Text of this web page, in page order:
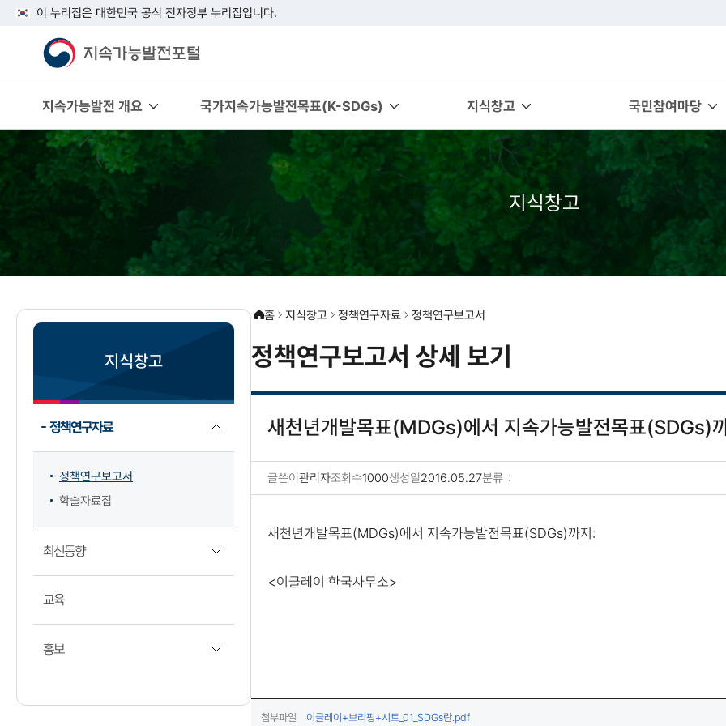
이 누리집은 대한민국 공식 전자정부 누리집입니다.
지속가능발전 개요 국가지속가능발전목표(K-SDGs) 지식창고 국민참여마당
지식창고
지식창고
정책연구자료
정책연구보고서
학술자료집
최신동향
교육
홍보
홈 지식창고 정책연구자료 정책연구보고서
정책연구보고서 상세 보기
새천년개발목표(MDGs)에서 지속가능발전목표(SDGs)
글쓴이관리자조회수1000생성일2016.05.27분류
새천년개발목표(MDGs)에서 지속가능발전목표(SDGs)까지:
<이클레이 한국사무소>
첨부파일 이클레이+브리핑+시트_01_SDGs란.pdf(다운로드)